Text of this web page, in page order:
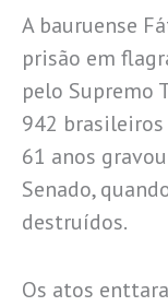
A bauruense
prisão em
pelo Supremo
942 brasileiros
61 anos
Senado,
destruídos.
Os atos